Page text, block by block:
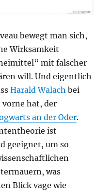
bewegt man sich,
Wirksamkeit
mit falscher
will. Und eigentlich
Harald Walach bei
vorne hat, der
an der Oder.
ist
geeignet, um so
was
Blick vage wie